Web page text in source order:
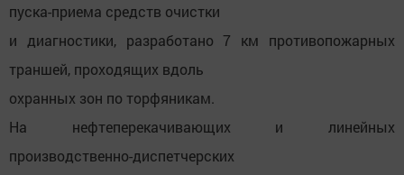
пуска-приема средств очистки
и диагностики, разработано 7 км противопожарных
траншей, проходящих вдоль
охранных зон по торфяникам.
На нефтеперекачивающих и линейных
производственно-диспетчерских